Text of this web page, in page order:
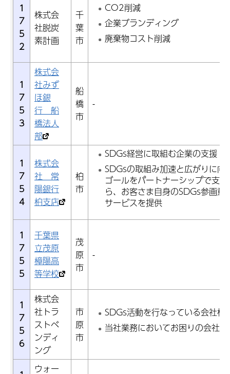
1
7
5
2
株式会
社脱炭
素計画
千
葉
市
CO2削減
企業ブランディング
廃棄物コスト削減
1
7
5
3
株式会
社みず
ほ銀
行 船
橋法人
部
船
橋
市
-
1
7
5
4
株式会
社 常
陽銀行
柏支店
柏
市
SDGs経営に取組む企業の支援
SDGsの取組み加速と広がりに向
ゴールをパートナーシップで支
ら、お客さま自身のSDGs参画意
サービスを提供
1
7
5
5
千葉県
立茂原
樟陽高
等学校
茂
原
市
-
1
7
5
6
株式会
社トラ
ストベ
ンディ
ング
市
原
市
SDGs活動を行なっている会社様
当社業務においてお困りの会社
ウォー